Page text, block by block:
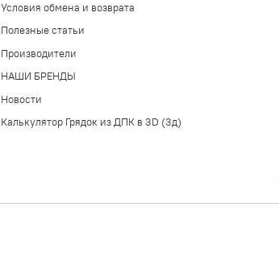
Условия обмена и возврата
Полезные статьи
Производители
НАШИ БРЕНДЫ
Новости
Калькулятор Грядок из ДПК в 3D (3д)